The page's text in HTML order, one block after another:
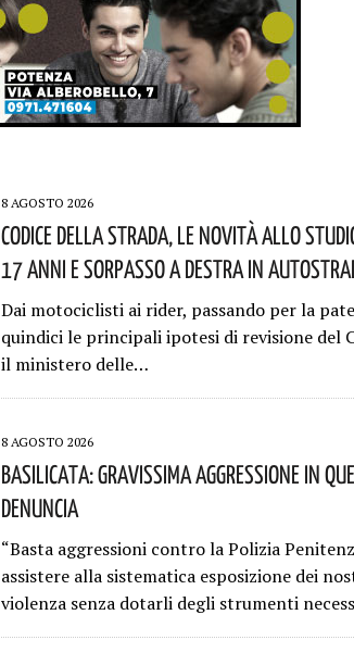
8 AGOSTO 2026
Codice Della Strada, Le Novità Allo
17 Anni E Sorpasso A Destra In
Dai motociclisti ai rider, passando per la
quindici le principali ipotesi di revisione del
il ministero delle…
8 AGOSTO 2026
Basilicata: Gravissima Aggressione In
Denuncia
“Basta aggressioni contro la Polizia
assistere alla sistematica esposizione dei
violenza senza dotarli degli strumenti